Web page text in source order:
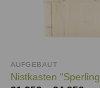
AUFGEBAUT
Nistkasten